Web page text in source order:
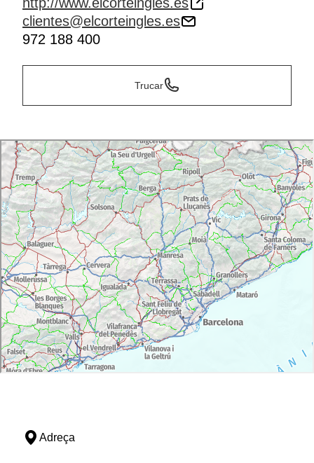
clientes@elcorteingles.es
972 188 400
Trucar
Adreça